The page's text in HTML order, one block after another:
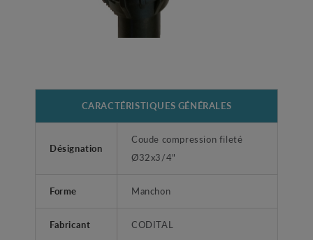
CARACTÉRISTIQUES GÉNÉRALES
Désignation
Coude compression fileté
Ø32x3/4"
Forme Manchon
Fabricant CODITAL